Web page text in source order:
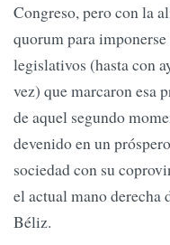
Congreso, pero con la
quorum para imponerse
legislativos (hasta con
vez) que marcaron esa
de aquel segundo
devenido en un
sociedad con su
el actual mano derecha
Béliz.